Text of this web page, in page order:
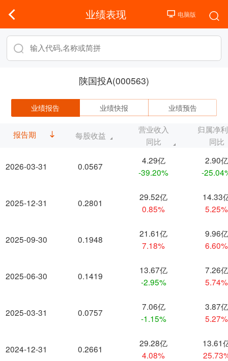
业绩表现
陕国投A(000563)
业绩报告 业绩快报 业绩预告
报告期
2026-03-31
2025-12-31
2025-09-30
2025-06-30
2025-03-31
2024-12-31
每股收益
营业收入
同比
归属净
同比
0.0567
4.29亿
-39.20%
2.90亿
-
0.2801
29.52亿
0.85%
14.33
5.25%
0.1948
21.61亿
7.18%
9.96亿
6.60%
0.1419
13.67亿
-2.95%
7.26亿
5.74%
0.0757
7.06亿
-1.15%
3.87亿
5.27%
0.2661
29.28亿
4.08%
13.61